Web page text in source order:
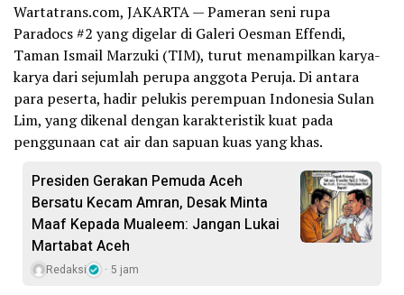
Wartatrans.com, JAKARTA — Pameran seni rupa
Paradocs #2 yang digelar di Galeri Oesman Effendi,
Taman Ismail Marzuki (TIM), turut menampilkan karya-
karya dari sejumlah perupa anggota Peruja. Di antara
para peserta, hadir pelukis perempuan Indonesia Sulan
Lim, yang dikenal dengan karakteristik kuat pada
penggunaan cat air dan sapuan kuas yang khas.
Presiden Gerakan Pemuda Aceh
Bersatu Kecam Amran, Desak Minta
Maaf Kepada Mualeem: Jangan Lukai
Martabat Aceh
Redaksi 5 jam